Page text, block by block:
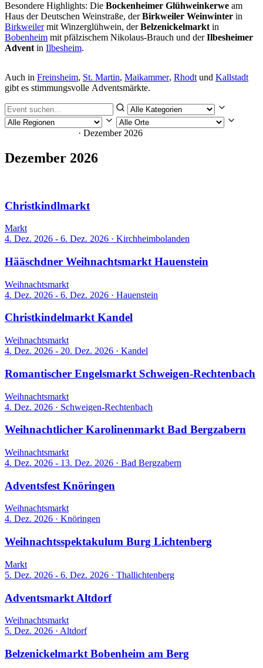
Besondere Highlights: Die Bockenheimer Glühweinkerwe am
Haus der Deutschen Weinstraße, derBirkweiler Weinwinter in
Birkweilermit Winzerglühwein, derBelzenickelmarkt in
Bobenheim mit pfälzischem Nikolaus-Brauch und derIlbesheimer
Advent in Ilbesheim.
Auch in Freinsheim, St. Martin, Maikammer, Rhodt und Kallstadt
gibt es stimmungsvolle Adventsmärkte.
· Dezember 2026
Dezember 2026
Christkindlmarkt
Markt
4. Dez. 2026 - 6. Dez. 2026 · Kirchheimbolanden
Hääschdner Weihnachtsmarkt Hauenstein
Weihnachtsmarkt
4. Dez. 2026 - 6. Dez. 2026 · Hauenstein
Christkindelmarkt Kandel
Weihnachtsmarkt
4. Dez. 2026 - 20. Dez. 2026 · Kandel
Romantischer Engelsmarkt Schweigen-Rechtenbach
Weihnachtsmarkt
4. Dez. 2026 · Schweigen-Rechtenbach
Weihnachtlicher Karolinenmarkt Bad Bergzabern
Weihnachtsmarkt
4. Dez. 2026 - 13. Dez. 2026 · Bad Bergzabern
Adventsfest Knöringen
Weihnachtsmarkt
4. Dez. 2026 · Knöringen
Weihnachtsspektakulum Burg Lichtenberg
Markt
5. Dez. 2026 - 6. Dez. 2026 · Thallichtenberg
Adventsmarkt Altdorf
Weihnachtsmarkt
5. Dez. 2026 · Altdorf
Belzenickelmarkt Bobenheim am Berg